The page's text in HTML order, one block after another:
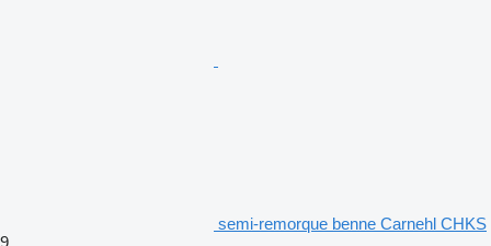
semi-remorque benne Carnehl CHKS
9